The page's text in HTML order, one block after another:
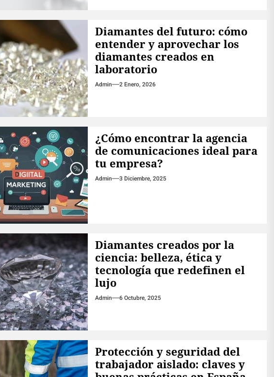
Diamantes del futuro: cómo
entender y aprovechar los
diamantes creados en
laboratorio
Admin 2 Enero, 2026
¿Cómo encontrar la agencia
de comunicaciones ideal para
tu empresa?
Admin 3 Diciembre, 2025
Diamantes creados por la
ciencia: belleza, ética y
tecnología que redefinen el
lujo
Admin 6 Octubre, 2025
Protección y seguridad del
trabajador aislado: claves y